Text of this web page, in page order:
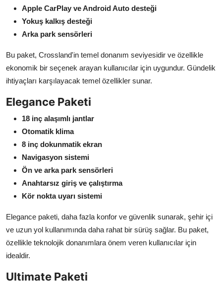
Apple CarPlay ve Android Auto desteği
Yokuş kalkış desteği
Arka park sensörleri
Bu paket, Crossland'in temel donanım seviyesidir ve özellikle
ekonomik bir seçenek arayan kullanıcılar için uygundur. Gündelik
ihtiyaçları karşılayacak temel özellikler sunar.
Elegance Paketi
18 inç alaşımlı jantlar
Otomatik klima
8 inç dokunmatik ekran
Navigasyon sistemi
Ön ve arka park sensörleri
Anahtarsız giriş ve çalıştırma
Kör nokta uyarı sistemi
Elegance paketi, daha fazla konfor ve güvenlik sunarak, şehir içi
ve uzun yol kullanımında daha rahat bir sürüş sağlar. Bu paket,
özellikle teknolojik donanımlara önem veren kullanıcılar için
idealdir.
Ultimate Paketi